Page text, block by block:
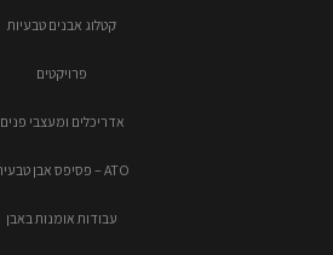
קטלוג אבנים טבעיות
פרויקטים
אדריכלים ומעצבי פנים
ATO – פסיפס אבן טבעית
עבודות אומנות באבן